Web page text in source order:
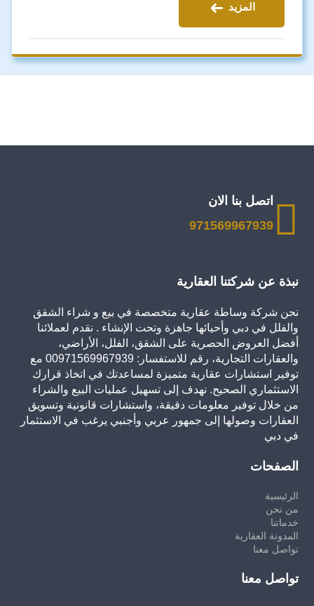
المزيد
اتصل بنا الان
971569967939
نبذة عن شركتنا العقارية
نحن شركة وساطة عقارية متخصصة في بيع و شراء الشقق
والفلل في دبي وأحيائها جاهزة وتحت الإنشاء . نقدم لعملائنا
أفضل العروض الحصرية على الشقق، الفلل، الأراضي،
والعقارات التجارية، رقم للاستفسار: 00971569967939 مع
توفير استشارات عقارية متميزة لمساعدتك في اتخاذ قرارك
الاستثماري الصحيح. نهدف إلى تسهيل عمليات البيع والشراء
من خلال توفير معلومات دقيقة، واستشارات قانونية وتسويق
العقارات وصولها إلى جمهور عربي وأجنبي يرغب في الاستثمار
في دبي
الصفحات
الرئيسية
من نحن
خدماتنا
المدونة العقارية
تواصل معنا
تواصل معنا